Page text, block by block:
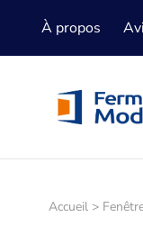
À propos
Accueil>